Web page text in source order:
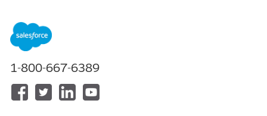
Billing -lisenssi
asiakkuuspäällikköösi saadaksesi lisätietoja.
TARVITTAVAT KÄYTTÖOIKEUDET
Laskutusominaisuuksien
ottaminen käyttöön:
1-800-667-6389